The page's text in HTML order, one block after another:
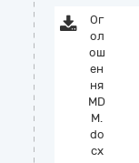
Ог
ол
ош
ен
ня
MD
M.
do
cx